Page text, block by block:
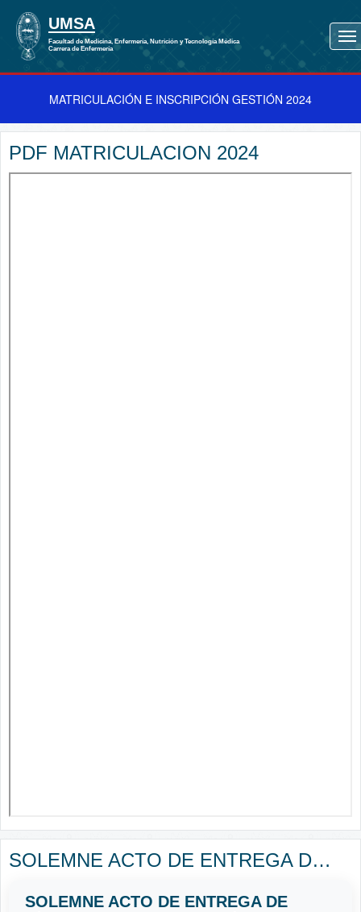
MATRICULACIÓN E INSCRIPCIÓN GESTIÓN 2024
PDF MATRICULACION 2024
SOLEMNE ACTO DE ENTREGA DE SÍMBOLOS DE ENFERMERÍA
SOLEMNE ACTO DE ENTREGA DE